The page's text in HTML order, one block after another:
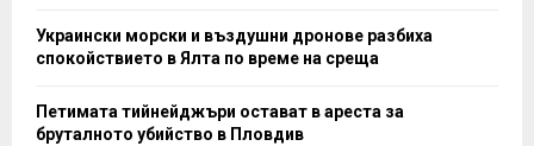
Украински морски и въздушни дронове разбиха
спокойствието в Ялта по време на среща
Петимата тийнейджъри остават в ареста за
бруталното убийство в Пловдив